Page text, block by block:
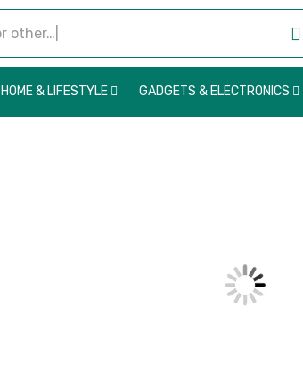
HOME & LIFESTYLE GADGETS & ELECTRONICS